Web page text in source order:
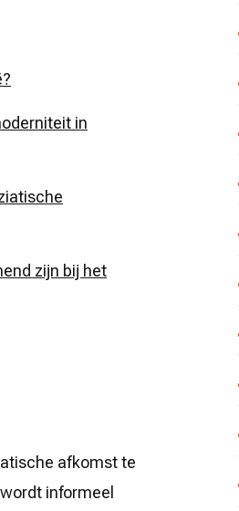
in
zijn bij het
afkomst te
informeel